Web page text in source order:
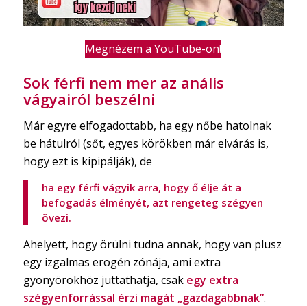
Megnézem a YouTube-on!
Sok férfi nem mer az anális
vágyairól beszélni
Már egyre elfogadottabb, ha egy nőbe hatolnak
be hátulról (sőt, egyes körökben már elvárás is,
hogy ezt is kipipálják), de
ha egy férfi vágyik arra, hogy ő élje át a
befogadás élményét, azt rengeteg szégyen
övezi.
Ahelyett, hogy örülni tudna annak, hogy van plusz
egy izgalmas erogén zónája, ami extra
gyönyörökhöz juttathatja, csak egy extra
szégyenforrással érzi magát „gazdagabbnak”.